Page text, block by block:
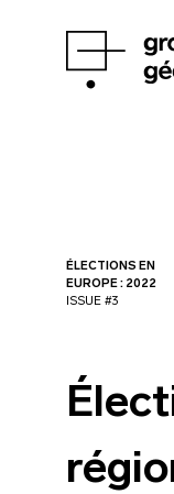
ÉLECTIONS EN
EUROPE : 2022
ISSUE #3